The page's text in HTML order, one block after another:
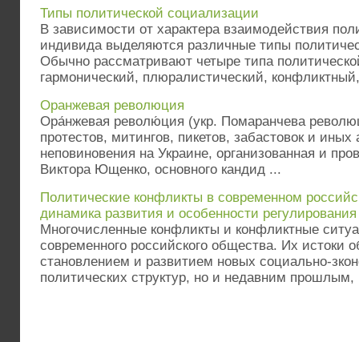
Типы политической социализации
В зависимости от характера взаимодействия
индивида выделяются различные типы
Обычно рассматривают четыре типа
гармонический, плюралистический,
Оранжевая революция
Ора́нжевая револю́ция (укр. Помаранчева
протестов, митингов, пикетов, забастовок и иных
неповиновения на Украине, организованная и
Виктора Ющенко, основного кандид ...
Политические конфликты в современном
динамика развития и особенности регулирования
Многочисленные конфликты и конфликтные
современного российского общества. Их истоки
становлением и развитием новых социально-
политических структур, но и недавним прошлым,